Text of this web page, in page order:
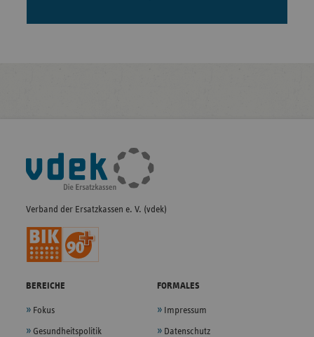
Fußleisten-
Navigation
Verband der Ersatzkassen e. V. (vdek)
BEREICHE
Fokus
Gesundheitspolitik
FORMALES
Impressum
Datenschutz